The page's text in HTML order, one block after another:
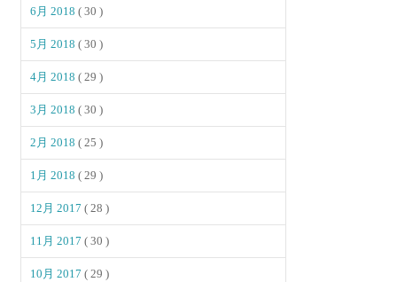
6月 2018( 30 )
5月 2018( 30 )
4月 2018( 29 )
3月 2018( 30 )
2月 2018( 25 )
1月 2018( 29 )
12月 2017( 28 )
11月 2017( 30 )
10月 2017( 29 )